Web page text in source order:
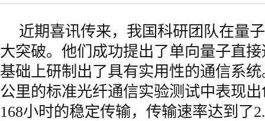
近期喜讯传来，我国科研团队在量
大突破。他们成功提出了单向量子直
基础上研制出了具有实用性的通信系
公里的标准光纤通信实验测试中表现
168小时的稳定传输，传输速率达到了